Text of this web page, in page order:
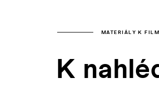
MATERIÁLY K
K